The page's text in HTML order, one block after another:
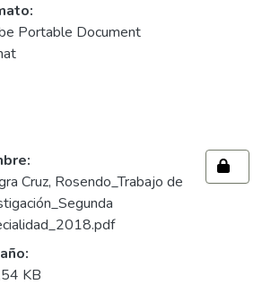
Portable Document
Cruz, Rosendo_Trabajo de
KB